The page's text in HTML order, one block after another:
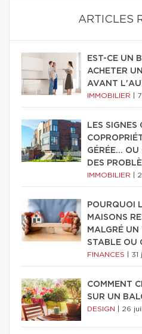
ARTICLES
EST-CE UN
ACHETER
AVANT
IMMOBILIER
LES SIGNES
GÉRÉE… OU
DES
IMMOBILIER
POURQUOI
MAISONS
MALGRÉ UN
STABLE OU
FINANCES 31
COMMENT
SUR UN
DESIGN 26